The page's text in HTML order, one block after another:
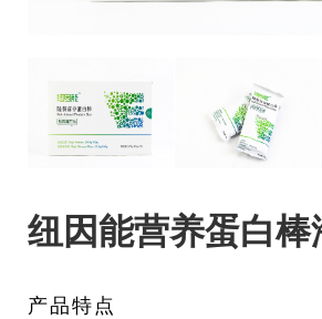
纽因能营养蛋白棒
产品特点